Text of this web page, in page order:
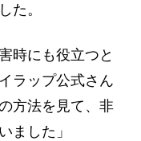
た。
時にも役立つと
ラップ公式さん
方法を見て、非
ました」